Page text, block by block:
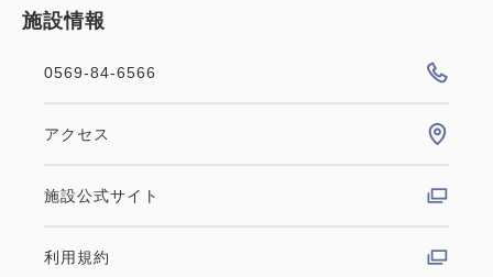
施設情報
0569-84-6566
アクセス
施設公式サイト
利用規約